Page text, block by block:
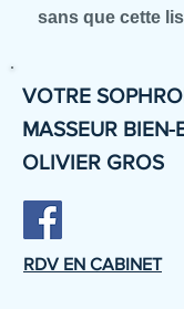
sans que cette
VOTRE
MASSEUR BIEN-
OLIVIER GROS
RDV EN CABINET